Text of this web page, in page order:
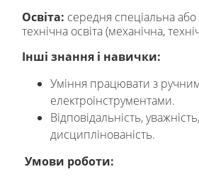
Освіта: середня спеціальна
технічна освіта (механічна,
Інші знання і навички:
Уміння працювати з
електроінструментами.
Відповідальність, уважність,
дисциплінованість.
Умови роботи: